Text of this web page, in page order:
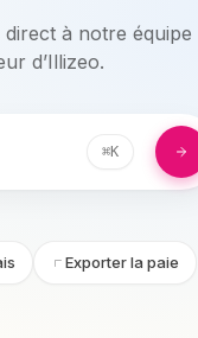
à notre équipe
d’Illizeo.
⌘K
Exporter la paie